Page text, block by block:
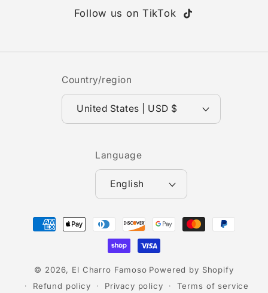
Follow us on TikTok
TikTok
Country/region
United States | USD $
Language
English
Payment
methods
© 2026, El Charro Famoso Powered by Shopify
Refund policy
Privacy policy Terms of service